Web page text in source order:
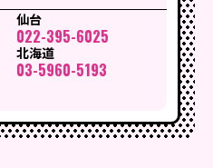
仙台
022-395-6025
北海道
03-5960-5193